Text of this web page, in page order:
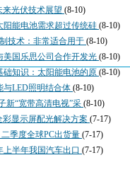
来光伏技术展望 (8-10)
阳能电池需求超过传统硅 (8-10)
技术：非常适合用于 (8-10)
美国乐思公司合作开发光 (8-10)
础知识：太阳能电池的原 (8-10)
与LED照明结合体 (8-10)
新“宽带高清电视”采 (8-10)
彩显示屏配光解决方案 (7-17)
季度全球PC出货量 (7-17)
上半年我国汽车出口 (7-17)